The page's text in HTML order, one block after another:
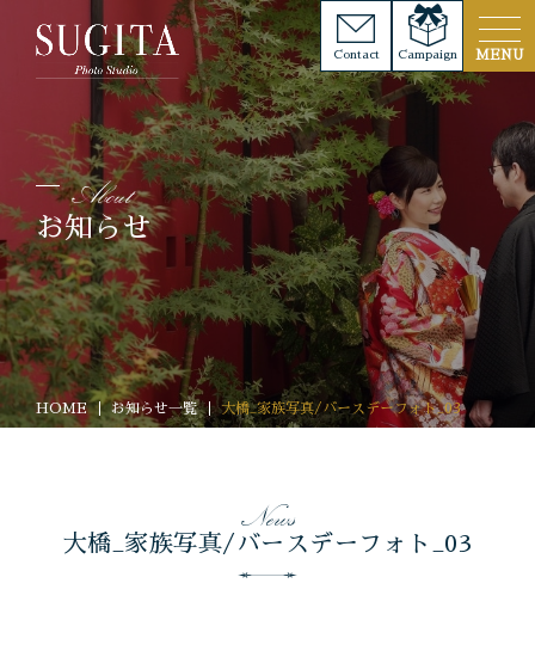
Contact Campaign
お知らせ
HOME お知らせ一覧 大橋_家族写真/バースデーフォト_03
大橋_家族写真/バースデーフォト_03